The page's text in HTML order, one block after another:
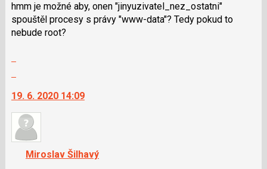
N
pro
následující
nový
názor
hmm je možné aby, onen "jinyuzivatel_nez_os­tatni"
spouštěl procesy s právy "www-data"? Tedy pokud to
nebude root?
další
nový
názor.
navigaci
lze
19. 6. 2020 14:09
Miroslav Šilhavý